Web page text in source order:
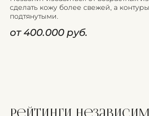
сделать кожу более свежей, а
подтянутыми.
от 400.000 руб.